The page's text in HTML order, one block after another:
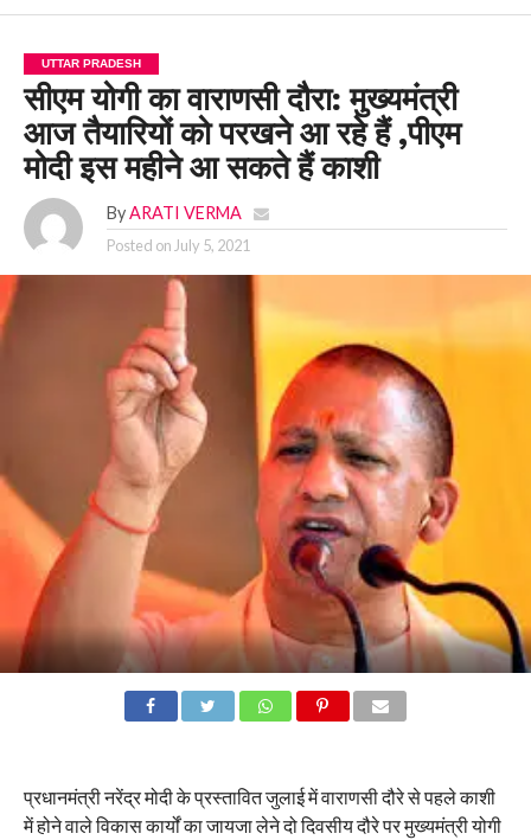
UTTAR PRADESH
सीएम योगी का वाराणसी दौरा: मुख्यमंत्री
आज तैयारियों को परखने आ रहे हैं ,पीएम
मोदी इस महीने आ सकते हैं काशी
By ARATI VERMA
Posted onJuly 5, 2021
प्रधानमंत्री नरेंद्र मोदी के प्रस्तावित जुलाई में वाराणसी दौरे से पहले काशी
में होने वाले विकास कार्यों का जायजा लेने दो दिवसीय दौरे पर मुख्यमंत्री योगी